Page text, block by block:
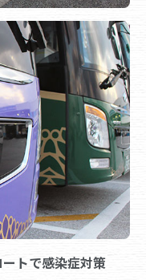
トで感染症対策